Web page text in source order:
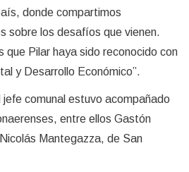
donde compartimos
sobre los desafíos que vienen.
que Pilar haya sido reconocido con
y Desarrollo Económico”.
jefe comunal estuvo acompañado
entre ellos Gastón
Mantegazza, de San